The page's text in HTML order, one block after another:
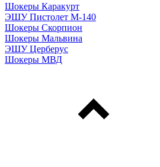
Шокеры Каракурт
ЭШУ Пистолет М-140
Шокеры Скорпион
Шокеры Мальвина
ЭШУ Церберус
Шокеры МВД